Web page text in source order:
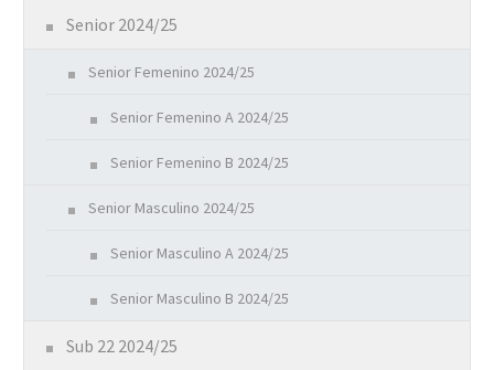
Senior 2024/25
Senior Femenino 2024/25
Senior Femenino A 2024/25
Senior Femenino B 2024/25
Senior Masculino 2024/25
Senior Masculino A 2024/25
Senior Masculino B 2024/25
Sub 22 2024/25